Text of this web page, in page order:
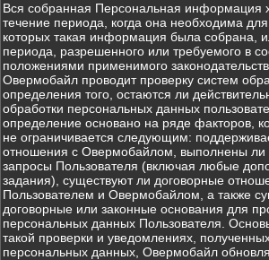
Вся собранная Персональная информация
течение периода, когда она необходима
которых такая информация была собрана,
периода, разрешенного или требуемого в
положениями применимого
Овермобайл проводит проверку систем
определения того, остаются ли
обработки персональных данных
определение основано на ряде факторов,
не ограничивается следующим:
отношения с Овермобайлом, выполнены
запросы Пользователя (включая любые
задания), существуют ли договорные
Пользователем и Овермобайлом, а также
договорные или законные основания для
персональных данных Пользователя.
такой проверки и уведомлениях,
персональных данных, Овермобайл